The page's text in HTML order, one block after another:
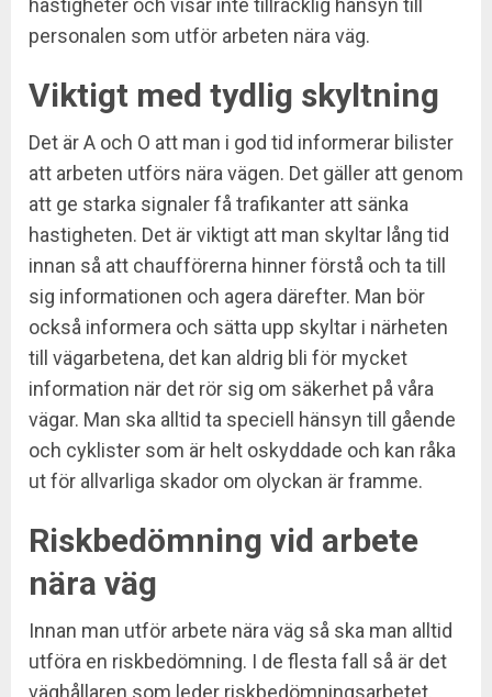
hastigheter och visar inte tillräcklig hänsyn till
personalen som utför arbeten nära väg.
Viktigt med tydlig skyltning
Det är A och O att man i god tid informerar bilister
att arbeten utförs nära vägen. Det gäller att genom
att ge starka signaler få trafikanter att sänka
hastigheten. Det är viktigt att man skyltar lång tid
innan så att chaufförerna hinner förstå och ta till
sig informationen och agera därefter. Man bör
också informera och sätta upp skyltar i närheten
till vägarbetena, det kan aldrig bli för mycket
information när det rör sig om säkerhet på våra
vägar. Man ska alltid ta speciell hänsyn till gående
och cyklister som är helt oskyddade och kan råka
ut för allvarliga skador om olyckan är framme.
Riskbedömning vid arbete
nära väg
Innan man utför arbete nära väg så ska man alltid
utföra en riskbedömning. I de flesta fall så är det
väghållaren som leder riskbedömningsarbetet.